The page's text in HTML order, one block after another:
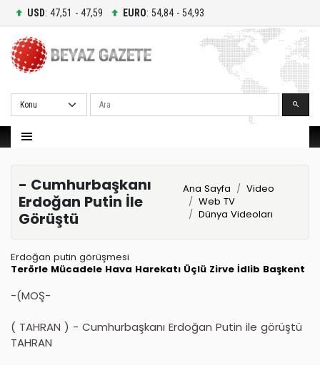
USD: 47,51 - 47,59 EURO: 54,84 - 54,93
Ara
- Cumhurbaşkanı
Erdoğan Putin İle
Görüştü
Ana Sayfa
Video
Web TV
Dünya Videoları
Erdoğan putin görüşmesi
Terörle Mücadele Hava Harekatı Üçlü Zirve İdlib Başkent
-(MOŞ-
( TAHRAN ) - Cumhurbaşkanı Erdoğan Putin ile görüştü
TAHRAN